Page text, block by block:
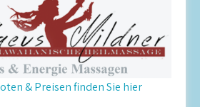
& Preisen finden Sie hier